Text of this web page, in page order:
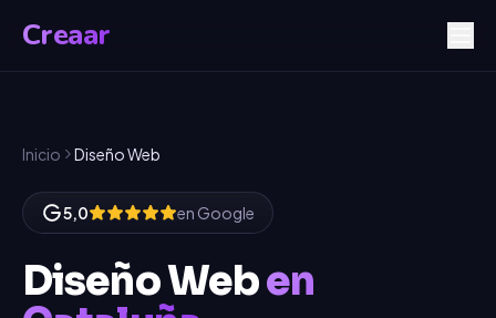
Creaar
Inicio Diseño Web
5,0 en Google
Diseño Weben